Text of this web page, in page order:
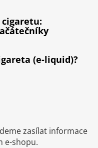
(e-liquid)?
zasílat informace
e-shopu.